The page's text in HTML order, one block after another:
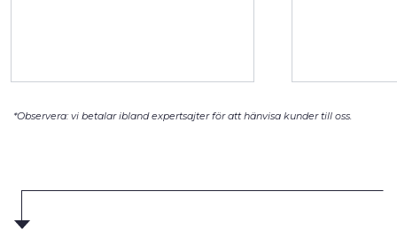
*Observera: vi betalar ibland expertsajter för att hänvisa kunder till oss.